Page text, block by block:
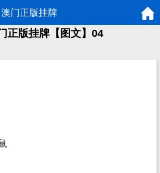
澳门正版挂牌
正版挂牌【图文】04